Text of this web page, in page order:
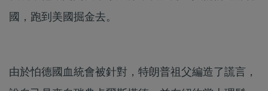
國，跑到美國掘金去。
由於怕德國血統會被針對，特朗普祖父編造了謊言，